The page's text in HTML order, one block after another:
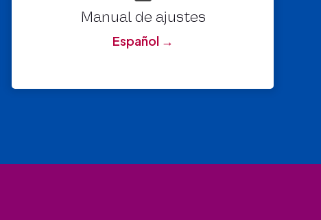
Manual de ajustes
Español →